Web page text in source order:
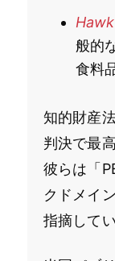
般的
食料
知的財産
判決で最
彼らは「
クドメイ
指摘してい